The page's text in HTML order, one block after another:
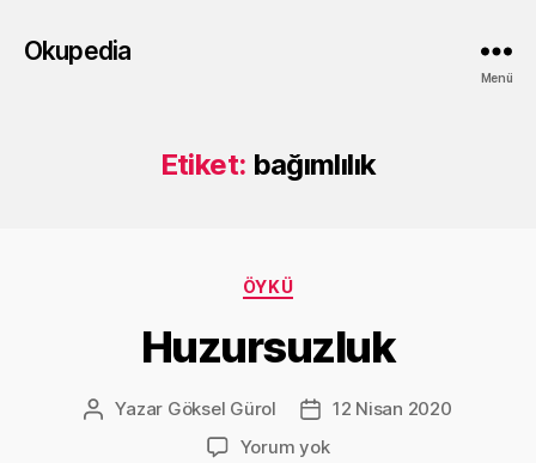
Okupedia
Menü
Etiket: bağımlılık
Kategoriler
ÖYKÜ
Huzursuzluk
Yazının
Yazar Göksel Gürol
Yazı
tarihi
12 Nisan 2020
Yorum yokHuzursuzluk